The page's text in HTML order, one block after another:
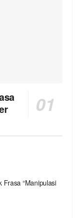
Frasa “Manipulasi